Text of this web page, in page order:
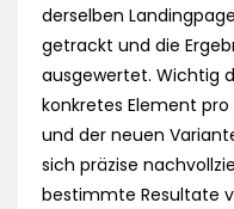
derselben
getrackt und die
ausgewertet. Wichtig
konkretes Element
und der neuen
sich präzise
bestimmte Resultate